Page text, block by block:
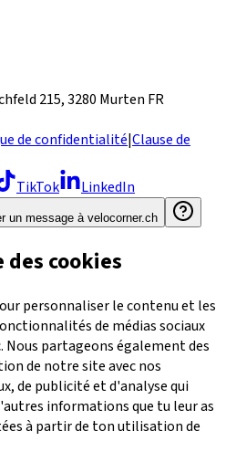
215, 3280 Murten FR
de confidentialité|Clause de
TikTok LinkedIn
un message à velocorner.ch
cookies
personnaliser le contenu et les
de médias sociaux
partageons également des
de notre site avec nos
de publicité et d'analyse qui
informations que tu leur as
à partir de ton utilisation de